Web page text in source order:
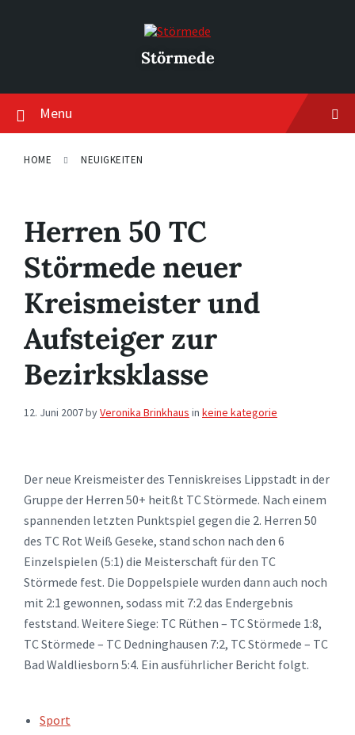
Störmede
Menu
HOME NEUIGKEITEN
Herren 50 TC
Störmede neuer
Kreismeister und
Aufsteiger zur
Bezirksklasse
12. Juni 2007byVeronika Brinkhaus in keine kategorie
Der neue Kreismeister des Tenniskreises Lippstadt in der
Gruppe der Herren 50+ heitßt TC Störmede. Nach einem
spannenden letzten Punktspiel gegen die 2. Herren 50
des TC Rot Weiß Geseke, stand schon nach den 6
Einzelspielen (5:1) die Meisterschaft für den TC
Störmede fest. Die Doppelspiele wurden dann auch noch
mit 2:1 gewonnen, sodass mit 7:2 das Endergebnis
feststand. Weitere Siege: TC Rüthen – TC Störmede 1:8,
TC Störmede – TC Dedninghausen 7:2, TC Störmede – TC
Bad Waldliesborn 5:4. Ein ausführlicher Bericht folgt.
TAGS:Sport